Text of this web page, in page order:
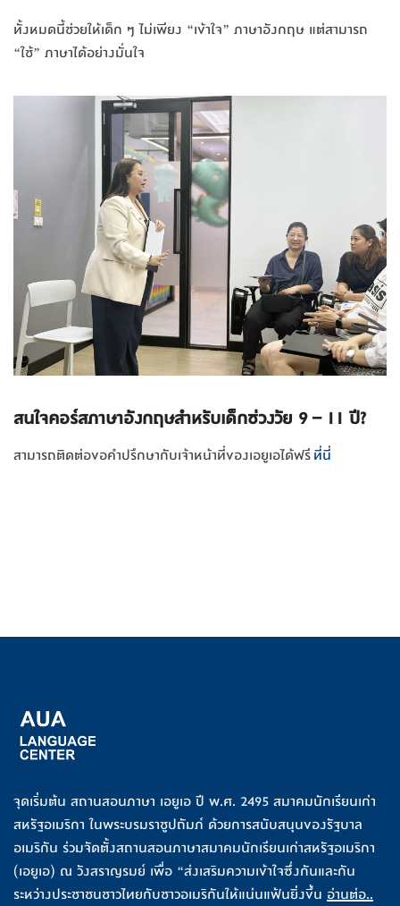
ทั้งหมดนี้ช่วยให้เด็ก ๆ ไม่เพียง “เข้าใจ” ภาษาอังกฤษ แต่สามารถ
“ใช้” ภาษาได้อย่างมั่นใจ
สนใจคอร์สภาษาอังกฤษสำหรับเด็กช่วงวัย 9 – 11 ปี?
สามารถติดต่อขอคำปรึกษากับเจ้าหน้าที่ของเอยูเอได้ฟรีที่นี่
จุดเริ่มต้น สถานสอนภาษา เอยูเอ ปี พ.ศ. 2495 สมาคมนักเรียนเก่า
สหรัฐอเมริกา ในพระบรมราชูปถัมภ์ ด้วยการสนับสนุนของรัฐบาล
อเมริกัน ร่วมจัดตั้งสถานสอนภาษาสมาคมนักเรียนเก่าสหรัฐอเมริกา
(เอยูเอ) ณ วังสราญรมย์ เพื่อ “ส่งเสริมความเข้าใจซึ่งกันและกัน
ระหว่างประชาชนชาวไทยกับชาวอเมริกันให้แน่นแฟ้นยิ่งขึ้น อ่านต่อ..